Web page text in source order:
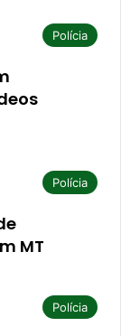
Polícia
Polícia
MT
Polícia